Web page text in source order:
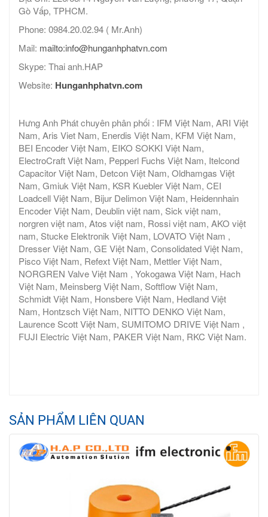
Gò Vấp, TPHCM.
Phone: 0984.20.02.94 ( Mr.Anh)
Mail: mailto:info@hunganhphatvn.com
Skype: Thai anh.HAP
Website: Hunganhphatvn.com
Hưng Anh Phát chuyên phân phối : IFM Việt Nam, ARI Việt
Nam, Aris Viet Nam, Enerdis Việt Nam, KFM Việt Nam,
BEI Encoder Việt Nam, EIKO SOKKI Việt Nam,
ElectroCraft Việt Nam, Pepperl Fuchs Việt Nam, Itelcond
Capacitor Việt Nam, Detcon Việt Nam, Oldhamgas Việt
Nam, Gmiuk Việt Nam, KSR Kuebler Việt Nam, CEI
Loadcell Việt Nam, Bijur Delimon Việt Nam, Heidennhain
Encoder Việt Nam, Deublin việt nam, Sick việt nam,
norgren việt nam, Atos việt nam, Rossi việt nam, AKO việt
nam, Stucke Elektronik Việt Nam, LOVATO Việt Nam ,
Dresser Việt Nam, GE Việt Nam, Consolidated Việt Nam,
Pisco Việt Nam, Refext Việt Nam, Mettler Việt Nam,
NORGREN Valve Việt Nam , Yokogawa Việt Nam, Hach
Việt Nam, Meinsberg Việt Nam, Softflow Việt Nam,
Schmidt Việt Nam, Honsbere Việt Nam, Hedland Việt
Nam, Hontzsch Việt Nam, NITTO DENKO Việt Nam,
Laurence Scott Việt Nam, SUMITOMO DRIVE Việt Nam ,
FUJI Electric Việt Nam, PAKER Việt Nam, RKC Việt Nam.
SẢN PHẨM LIÊN QUAN